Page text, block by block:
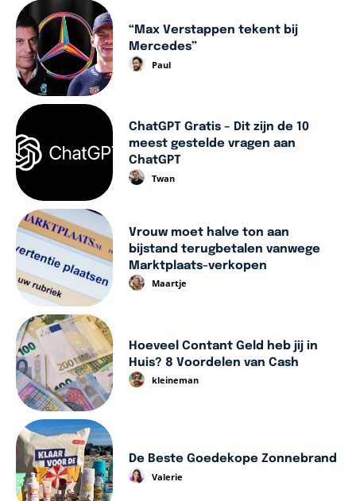
“Max Verstappen tekent bij
Mercedes”
Paul
ChatGPT Gratis – Dit zijn de 10
meest gestelde vragen aan
ChatGPT
Twan
Vrouw moet halve ton aan
bijstand terugbetalen vanwege
Marktplaats-verkopen
Maartje
Hoeveel Contant Geld heb jij in
Huis? 8 Voordelen van Cash
kleineman
De Beste Goedekope Zonnebrand
Valerie